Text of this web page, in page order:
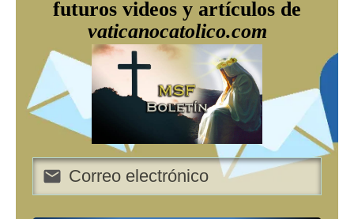
futuros videos y artículos de
vaticanocatolico.com